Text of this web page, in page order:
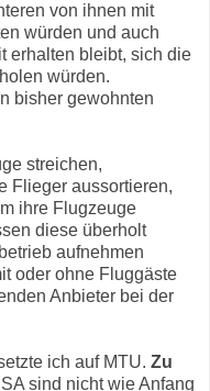
von ihnen mit
würden und auch
erhalten bleibt, sich die
würden.
bisher gewohnten
streichen,
Flieger aussortieren,
ihre Flugzeuge
diese überholt
aufnehmen
oder ohne Fluggäste
Anbieter bei der
ich auf MTU. Zu
sind nicht wie Anfang